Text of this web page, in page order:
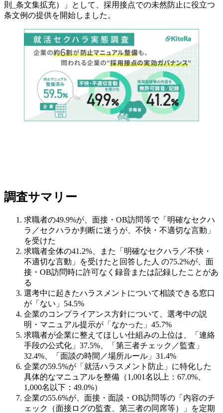
則_条文集拡充）」として、採用接点での未然防止に役立つ
条文例の提供を開始しました。
調査サマリー
求職者の49.9%が、面接・OB訪問等で「明確なセクハ
ラ／セクハラか判断に迷うが、不快・不適切な言動」
を受けた
求職者全体の41.2%、また「明確なセクハラ／不快・
不適切な言動」を受けたと回答した人 の75.2%が、面
接・OB訪問時に許可なく録音または記録したことがあ
る
選考中に起きたハラスメントについて相談できる窓口
が「ない」54.5%
企業のコンプライアンス方針について、選考中の説
明・マニュアル提示が「なかった」45.7%
求職者が企業に整えてほしい仕組みの上位は、「連絡
手段の公式化」37.5%、「第三者チェック／監査」
32.4%、「面談の時間／場所ルール」31.4%
企業の59.5%が「就活ハラスメント防止」に特化した
具体的なマニュアルを整備（1,001名以上：67.0%、
1,000名以下：49.0%）
企業の55.6%が、面接・面談・OB訪問等の「内容のチ
ェック（面接ログの監査、第三者の同席等）」を定期